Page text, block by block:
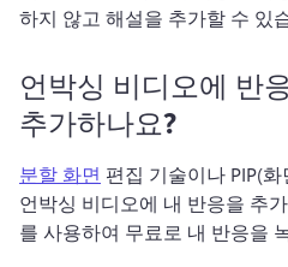
하지 않고 해설을 추가할 수 있
언박싱 비디오에 반
추가하나요?
분할 화면 편집 기술이나 PIP(
언박싱 비디오에 내 반응을 추
를 사용하여 무료로 내 반응을